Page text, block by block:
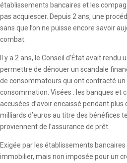
établissements bancaires et les
pas acquiescer. Depuis 2 ans, une
sans que l’on ne puisse encore savoir
combat.
Il y a 2 ans, le Conseil d’État avait
permettre de dénouer un scandale
de consommateurs qui ont contracté
consommation. Visées : les banques et
accusées d’avoir encaissé pendant plus
milliards d’euros au titre des bénéfices
proviennent de l’assurance de prêt.
Exigée par les établissements
immobilier, mais non imposée pour un